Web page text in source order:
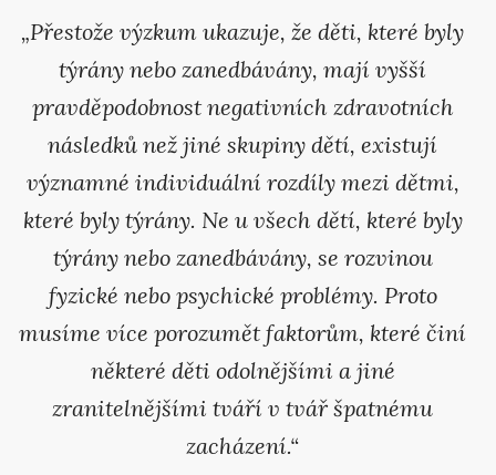
„Přestože výzkum ukazuje, že děti, které byly
týrány nebo zanedbávány, mají vyšší
pravděpodobnost negativních zdravotních
následků než jiné skupiny dětí, existují
významné individuální rozdíly mezi dětmi,
které byly týrány. Ne u všech dětí, které byly
týrány nebo zanedbávány, se rozvinou
fyzické nebo psychické problémy. Proto
musíme více porozumět faktorům, které činí
některé děti odolnějšími a jiné
zranitelnějšími tváří v tvář špatnému
zacházení.“